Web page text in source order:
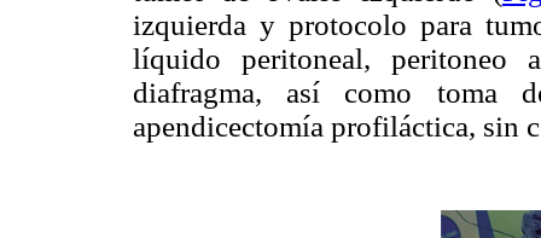
izquierda y protocolo para
líquido peritoneal, peritoneo
diafragma, así como toma
apendicectomía profiláctica, sin